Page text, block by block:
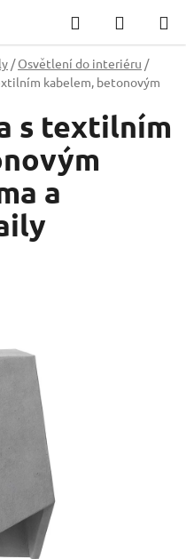
Search
CART
/ Osvětlení do interiéru /
kabelem, betonovým
s textilním
a